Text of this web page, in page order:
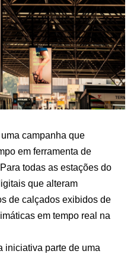
campanha que
em ferramenta de
todas as estações do
que alteram
de calçados exibidos de
em tempo real na
iniciativa parte de uma